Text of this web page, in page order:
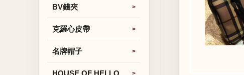
BV錢夾
克羅心皮帶
名牌帽子
HOUSE OF HELLO